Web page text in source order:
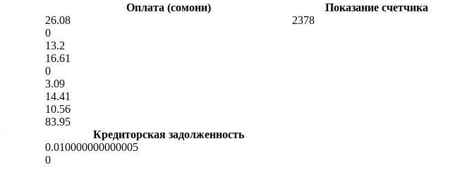
Оплата (сомони)
Показание счетчика
26.08
2378
0
13.2
16.61
0
3.09
14.41
10.56
83.95
Кредиторская задолженность
0.010000000000005
0